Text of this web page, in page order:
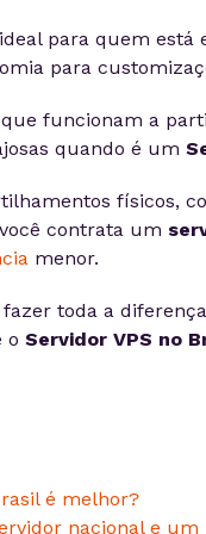
para quem está
para
funcionam a
quando é um
físicos,
contrata um
menor.
fazer toda a
o Servidor VPS no
é melhor?
nacional e